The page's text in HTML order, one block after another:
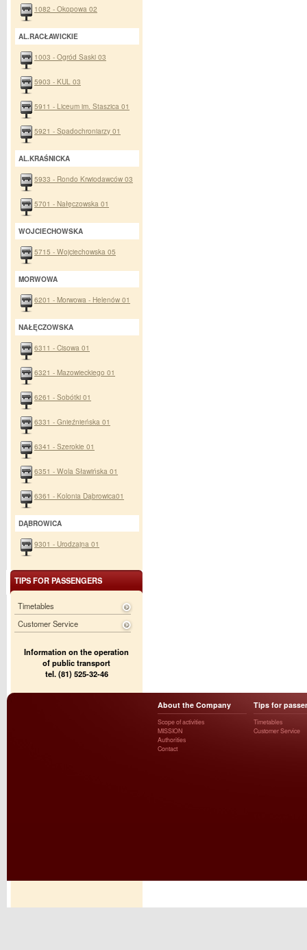
1082 - Okopowa 02
AL.RACŁAWICKIE
1003 - Ogród Saski 03
5903 - KUL 03
5911 - Liceum im. Staszica 01
5921 - Spadochroniarzy 01
AL.KRAŚNICKA
5933 - Rondo Krwiodawców 03
5701 - Nałęczowska 01
WOJCIECHOWSKA
5715 - Wojciechowska 05
MORWOWA
6201 - Morwowa - Helenów 01
NAŁĘCZOWSKA
6311 - Cisowa 01
6321 - Mazowieckiego 01
6261 - Sobótki 01
6331 - Gnieźnieńska 01
6341 - Szerokie 01
6351 - Wola Sławińska 01
6361 - Kolonia Dąbrowica01
DĄBROWICA
9301 - Urodzajna 01
TIPS FOR PASSENGERS
Timetables
Customer Service
Information on the operation
of public transport
tel. (81) 525-32-46
About the Company
Scope of activities
MISSION
Authorities
Contact
Tips for
Timetables
Customer Service